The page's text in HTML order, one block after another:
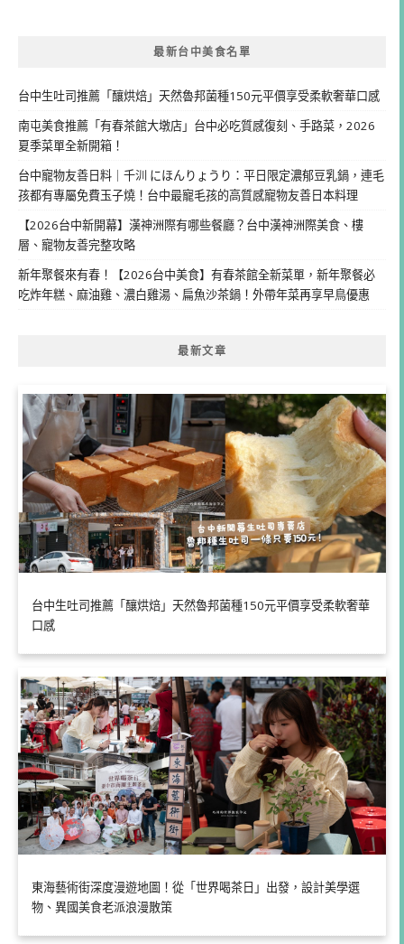
最新台中美食名單
台中生吐司推薦「釀烘焙」天然魯邦菌種150元平價享受柔軟奢華口感
南屯美食推薦「有春茶館大墩店」台中必吃質感復刻、手路菜，2026
夏季菜單全新開箱！
台中寵物友善日料｜千汌 にほんりょうり：平日限定濃郁豆乳鍋，連毛
孩都有專屬免費玉子燒！台中最寵毛孩的高質感寵物友善日本料理
【2026台中新開幕】漢神洲際有哪些餐廳？台中漢神洲際美食、樓
層、寵物友善完整攻略
新年聚餐來有春！【2026台中美食】有春茶館全新菜單，新年聚餐必
吃炸年糕、麻油雞、濃白雞湯、扁魚沙茶鍋！外帶年菜再享早鳥優惠
最新文章
台中生吐司推薦「釀烘焙」天然魯邦菌種150元平價享受柔軟奢華
口感
東海藝術街深度漫遊地圖！從「世界喝茶日」出發，設計美學選
物、異國美食老派浪漫散策